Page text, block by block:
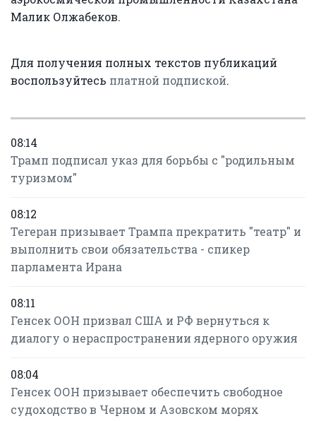
Малик Олжабеков.
Для получения полных текстов публикаций
воспользуйтесь платной подпиской.
08:14
Трамп подписал указ для борьбы с "родильным
туризмом"
08:12
Тегеран призывает Трампа прекратить "театр" и
выполнить свои обязательства - спикер
парламента Ирана
08:11
Генсек ООН призвал США и РФ вернуться к
диалогу о нераспространении ядерного оружия
08:04
Генсек ООН призывает обеспечить свободное
судоходство в Черном и Азовском морях